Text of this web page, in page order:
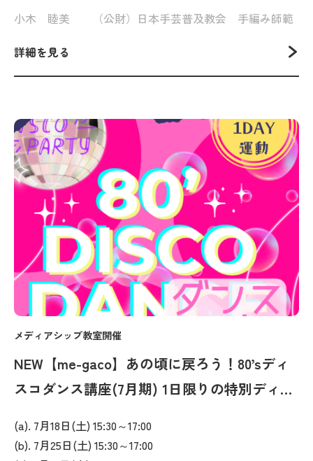
小木 睦美 （公財）日本手芸普及教会 手編み師範
詳細を見る
メディアシップ教室開催
NEW【me-gaco】あの頃に戻ろう！80’sディ
スコダンス講座(7月期) 1日限りの特別ディス
(a). 7月18日(土) 15:30～17:00
(b). 7月25日(土) 15:30～17:00